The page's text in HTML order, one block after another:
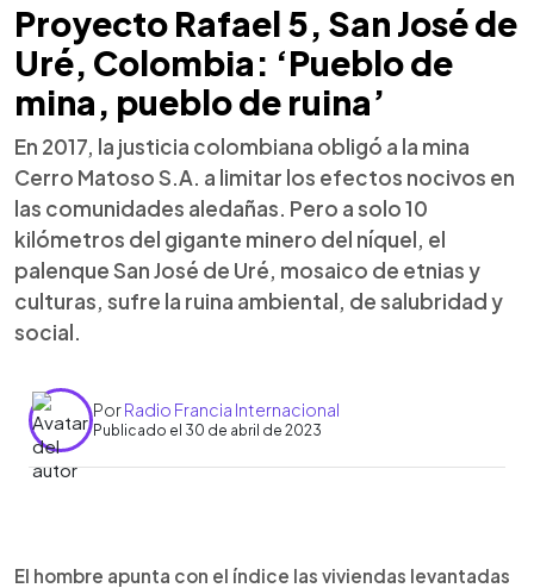
Proyecto Rafael 5, San José de
Uré, Colombia: ‘Pueblo de
mina, pueblo de ruina’
En 2017, la justicia colombiana obligó a la mina
Cerro Matoso S.A. a limitar los efectos nocivos en
las comunidades aledañas. Pero a solo 10
kilómetros del gigante minero del níquel, el
palenque San José de Uré, mosaico de etnias y
culturas, sufre la ruina ambiental, de salubridad y
social.
PorRadio Francia Internacional
Publicado el 30 de abril de 2023
► Escuchar artículo
El hombre apunta con el índice las viviendas levantadas